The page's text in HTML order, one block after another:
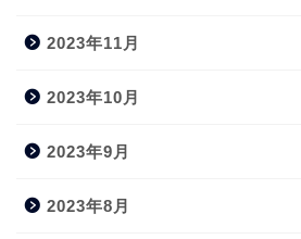
2023年11月
2023年10月
2023年9月
2023年8月